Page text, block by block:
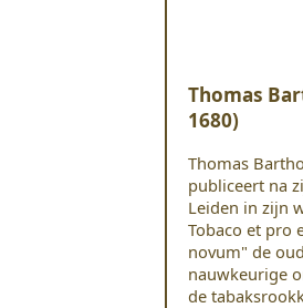
Thomas
1680)
Thomas
publiceert na
Leiden in zijn
Tobaco et pro
novum" de
nauwkeurige
de